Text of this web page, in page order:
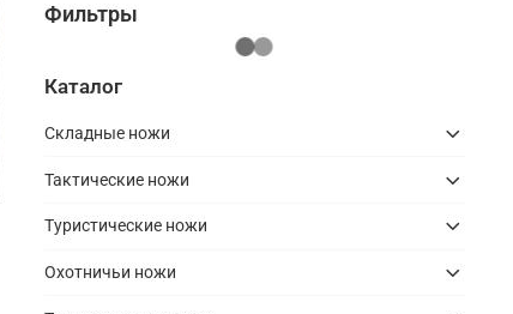
Фильтры
Каталог
Складные ножи
Тактические ножи
Туристические ножи
Охотничьи ножи